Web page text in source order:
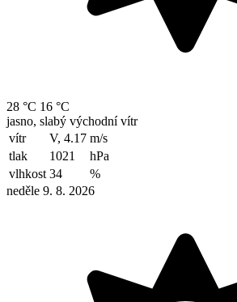
28 °C 16 °C
jasno, slabý východní vítr
vítr
V, 4.17 m/s
tlak
1021
hPa
vlhkost 34
%
neděle 9. 8. 2026